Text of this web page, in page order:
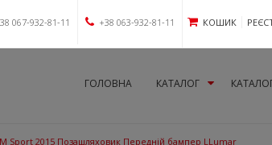
067-932-81-11 +38 063-932-81-11 КОШИК
ГОЛОВНА КАТАЛОГ
M Sport 2015 Позашляховик Передній бампер LLumar